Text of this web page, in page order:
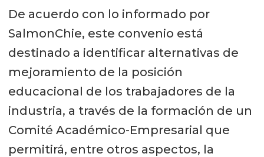
De acuerdo con lo informado por
SalmonChie, este convenio está
destinado a identificar alternativas de
mejoramiento de la posición
educacional de los trabajadores de la
industria, a través de la formación de un
Comité Académico-Empresarial que
permitirá, entre otros aspectos, la